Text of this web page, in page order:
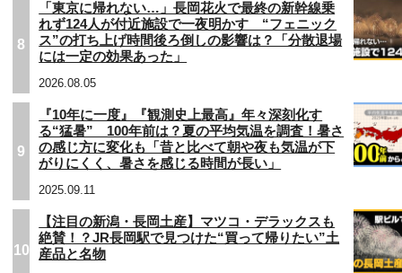
8
「東京に帰れない…」長岡花火で最終の新幹線乗
れず124人が付近施設で一夜明かす “フェニック
ス”の打ち上げ時間後ろ倒しの影響は？「分散退場
には一定の効果あった」
2026.08.05
9
『10年に一度』『観測史上最高』年々深刻化す
る“猛暑” 100年前は？夏の平均気温を調査！暑さ
の感じ方に変化も「昔と比べて朝や夜も気温が下
がりにくく、暑さを感じる時間が長い」
2025.09.11
10
【注目の新潟・長岡土産】マツコ・デラックスも
絶賛！？JR長岡駅で見つけた“買って帰りたい”土
産品と名物